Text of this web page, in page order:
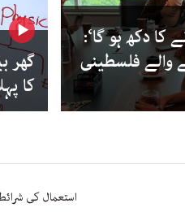
کا دکھ ہو گا‘:
والے فلسطینی
گھر
کا
استعمال کی